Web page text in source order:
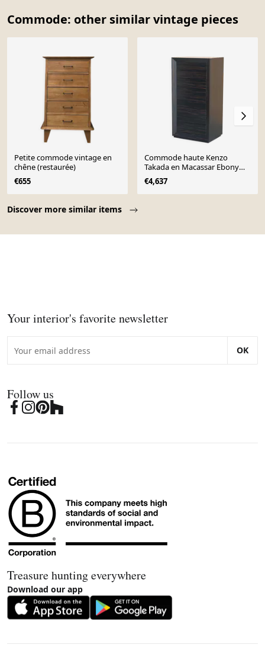
Commode: other similar vintage pieces
Discover more similar items
Petite commode vintage en
chêne (restaurée)
€655
Commode haute Kenzo
Takada en Macassar Ebony
avec tiroirs à fermeture douce
€4,637
Your interior's favorite newsletter
OK
Follow us
Treasure hunting everywhere
Download our app